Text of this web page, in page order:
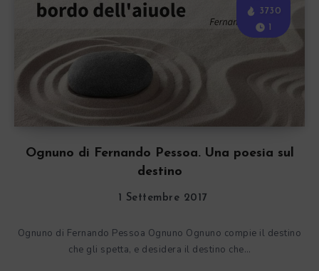
Ognuno di Fernando Pessoa. Una poesia sul
destino
3730
1
1 Settembre 2017
Ognuno di Fernando Pessoa Ognuno Ognuno compie il destino
che gli spetta, e desidera il destino che…